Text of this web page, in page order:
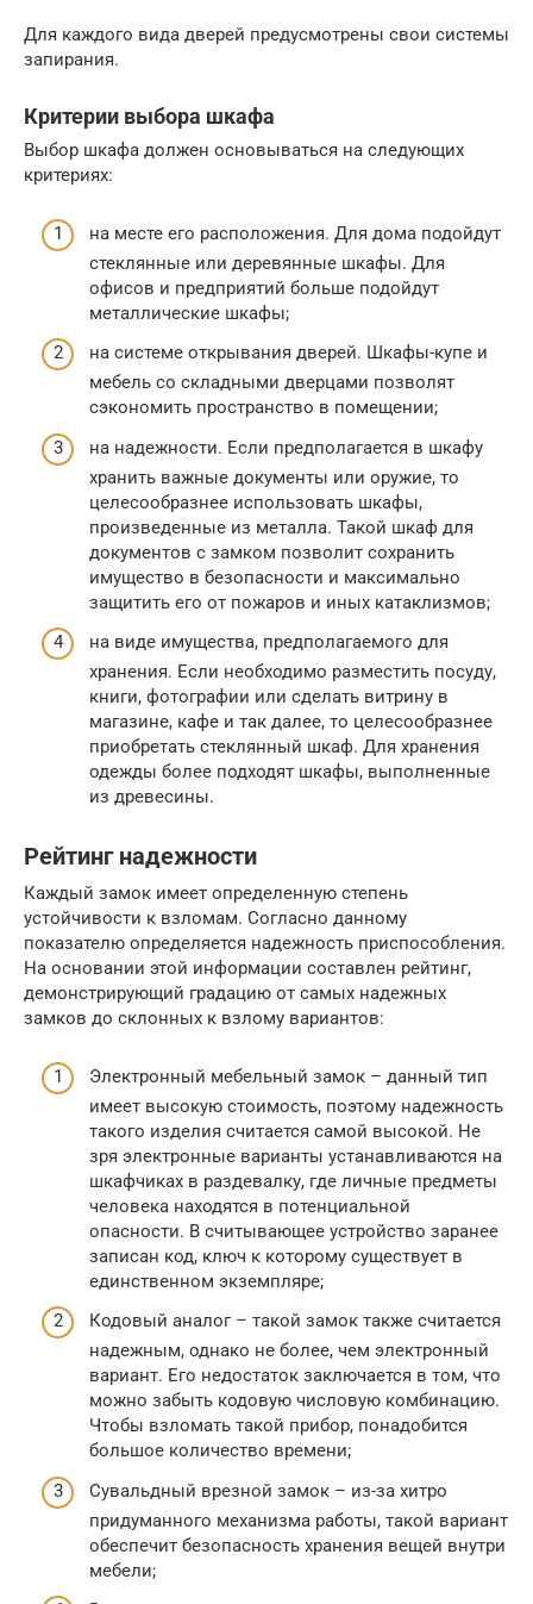
Для каждого вида дверей предусмотрены свои системы
запирания.
Критерии выбора шкафа
Выбор шкафа должен основываться на следующих
критериях:
на месте его расположения. Для дома подойдут
стеклянные или деревянные шкафы. Для
офисов и предприятий больше подойдут
металлические шкафы;
на системе открывания дверей. Шкафы-купе и
мебель со складными дверцами позволят
сэкономить пространство в помещении;
на надежности. Если предполагается в шкафу
хранить важные документы или оружие, то
целесообразнее использовать шкафы,
произведенные из металла. Такой шкаф для
документов с замком позволит сохранить
имущество в безопасности и максимально
защитить его от пожаров и иных катаклизмов;
на виде имущества, предполагаемого для
хранения. Если необходимо разместить посуду,
книги, фотографии или сделать витрину в
магазине, кафе и так далее, то целесообразнее
приобретать стеклянный шкаф. Для хранения
одежды более подходят шкафы, выполненные
из древесины.
Рейтинг надежности
Каждый замок имеет определенную степень
устойчивости к взломам. Согласно данному
показателю определяется надежность приспособления.
На основании этой информации составлен рейтинг,
демонстрирующий градацию от самых надежных
замков до склонных к взлому вариантов:
Электронный мебельный замок – данный тип
имеет высокую стоимость, поэтому надежность
такого изделия считается самой высокой. Не
зря электронные варианты устанавливаются на
шкафчиках в раздевалку, где личные предметы
человека находятся в потенциальной
опасности. В считывающее устройство заранее
записан код, ключ к которому существует в
единственном экземпляре;
Кодовый аналог – такой замок также считается
надежным, однако не более, чем электронный
вариант. Его недостаток заключается в том, что
можно забыть кодовую числовую комбинацию.
Чтобы взломать такой прибор, понадобится
большое количество времени;
Сувальдный врезной замок – из-за хитро
придуманного механизма работы, такой вариант
обеспечит безопасность хранения вещей внутри
мебели;